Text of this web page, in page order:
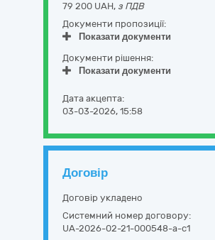
79 200 UAH, з ПДВ
Документи пропозиції:
Показати документи
Документи рішення:
Показати документи
Дата акцепта:
03-03-2026, 15:58
Договір
Договір укладено
Системний номер договору:
UA-2026-02-21-000548-a-c1